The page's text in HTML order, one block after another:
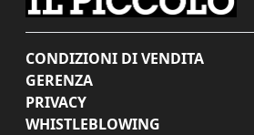
CONDIZIONI DI VENDITA
GERENZA
PRIVACY
WHISTLEBLOWING